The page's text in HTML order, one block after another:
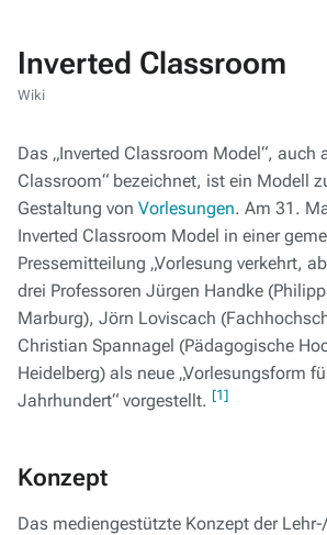
Inverted Classroom
Wiki
Das „Inverted Classroom Model“, auch
Classroom“ bezeichnet, ist ein Modell
Gestaltung von Vorlesungen. Am 31.
Inverted Classroom Model in einer
Pressemitteilung „Vorlesung verkehrt,
drei Professoren Jürgen Handke
Marburg), Jörn Loviscach
Christian Spannagel (Pädagogische
Heidelberg) als neue „Vorlesungsform
Jahrhundert“ vorgestellt. [1]
Konzept
Das mediengestützte Konzept der